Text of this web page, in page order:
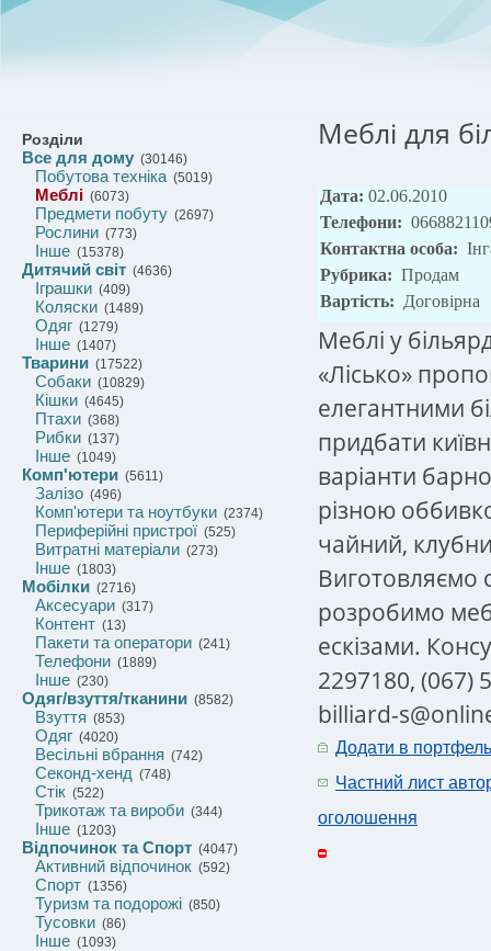
Розділи
Все для дому (30146)
Побутова техніка(5019)
Меблі (6073)
Предмети побуту (2697)
Рослини (773)
Інше (15378)
Дитячий світ (4636)
Іграшки (409)
Коляски (1489)
Одяг (1279)
Інше (1407)
Тварини (17522)
Собаки (10829)
Кішки (4645)
Птахи (368)
Рибки (137)
Інше (1049)
Комп'ютери (5611)
Залізо (496)
Комп'ютери та ноутбуки (2374)
Периферійні пристрої (525)
Витратні матеріали (273)
Інше (1803)
Мобілки (2716)
Аксесуари (317)
Контент (13)
Пакети та оператори (241)
Телефони (1889)
Інше (230)
Одяг/взуття/тканини (8582)
Взуття (853)
Одяг (4020)
Весільні вбрання (742)
Секонд-хенд (748)
Стік (522)
Трикотаж та вироби (344)
Інше (1203)
Відпочинок та Спорт (4047)
Активний відпочинок (592)
Спорт (1356)
Туризм та подорожі (850)
Тусовки (86)
Інше (1093)
Меблі для
Дата: 02.06.2010
Телефони:
Контактна особа:
Рубрика: Продам
Вартість: Договірна
Меблі у
«Лісько»
елегантними
придбати
варіанти
різною
чайний,
Виготовляємо
розробимо
ескізами.
2297180, (067)
billiard-
Додати в портфель
Частний лист
оголошення